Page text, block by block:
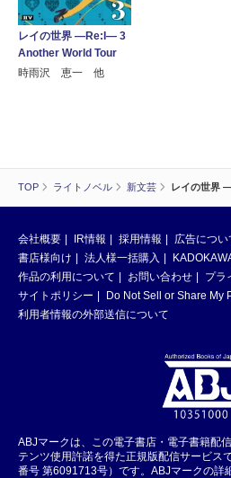
TOP ライトノベル 新文芸 レイの世界
レイの世界 ―Re:I― 3
Another World Tour
時雨沢 恵一 他
会社概要 IR情報 採用情報 広告につい
書店様向け
法人様一括購入
作品の利用について
お問い合わせ
プラ
サイトポリシー
Do Not Sell or Share My
利用者情報の外部送信について
ABJマークは、この電子書店・電子書籍配
テンツ使用許諾を得た正規版配信サービス
番号 第6091713号）です。ABJマークの詳